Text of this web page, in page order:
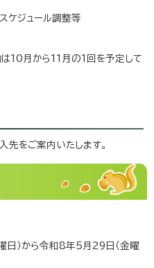
ケジュール調整等
10月から11月の1回を予定して
先をご案内いたします。
日）から令和8年5月29日（金曜